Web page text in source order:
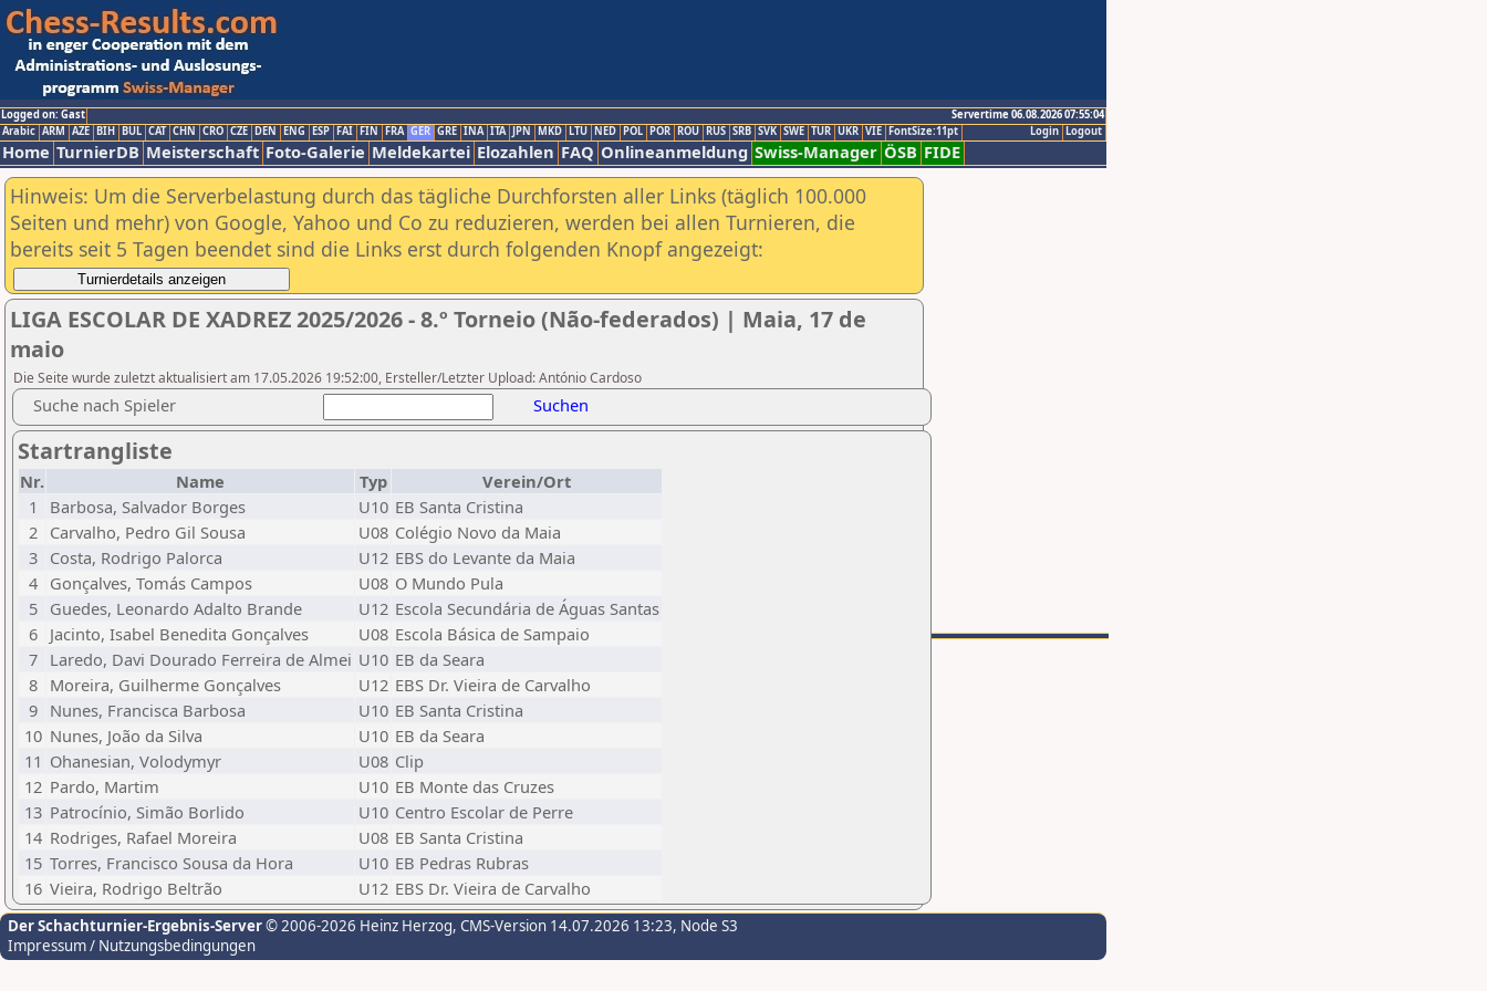
Logged on: Gast
Servertime 06.08.2026 07:55:04
Logout
Login
Arabic ARM AZE BIH BUL CAT CHN CRO CZE DEN ENG ESP FAI FIN FRA GER GRE INA ITA JPN MKD LTU NED POL POR ROU RUS SRB SVK SWE TUR UKR VIE FontSize:11pt
Home TurnierDB Meisterschaft Foto-Galerie Meldekartei Elozahlen FAQ Onlineanmeldung Swiss-Manager ÖSB FIDE
Hinweis: Um die Serverbelastung durch das tägliche Durchforsten aller Links (täglich 100.000
Seiten und mehr) von Google, Yahoo und Co zu reduzieren, werden bei allen Turnieren, die
bereits seit 5 Tagen beendet sind die Links erst durch folgenden Knopf angezeigt:
LIGA ESCOLAR DE XADREZ 2025/2026 - 8.º Torneio (Não-federados) | Maia, 17 de
maio
Die Seite wurde zuletzt aktualisiert am 17.05.2026 19:52:00, Ersteller/Letzter Upload: António Cardoso
Suche nach Spieler Suchen
Startrangliste
Nr. Name Typ
Verein/Ort
1
Barbosa, Salvador Borges U10 EB Santa Cristina
2
Carvalho, Pedro Gil Sousa U08 Colégio Novo da Maia
3
Costa, Rodrigo Palorca U12 EBS do Levante da Maia
4
Gonçalves, Tomás Campos U08 O Mundo Pula
5
Guedes, Leonardo Adalto Brande U12 Escola Secundária de Águas Santas
6
Jacinto, Isabel Benedita Gonçalves U08 Escola Básica de Sampaio
7
Laredo, Davi Dourado Ferreira de Almei U10 EB da Seara
8
Moreira, Guilherme Gonçalves U12 EBS Dr. Vieira de Carvalho
9
Nunes, Francisca Barbosa U10 EB Santa Cristina
10 Nunes, João da Silva U10 EB da Seara
11 Ohanesian, Volodymyr U08 Clip
12 Pardo, Martim U10 EB Monte das Cruzes
13 Patrocínio, Simão Borlido U10 Centro Escolar de Perre
14 Rodriges, Rafael Moreira U08 EB Santa Cristina
15 Torres, Francisco Sousa da Hora U10 EB Pedras Rubras
16 Vieira, Rodrigo Beltrão U12 EBS Dr. Vieira de Carvalho
Der Schachturnier-Ergebnis-Server© 2006-2026 Heinz Herzog, CMS-Version 14.07.2026 13:23, Node S3
Impressum / Nutzungsbedingungen